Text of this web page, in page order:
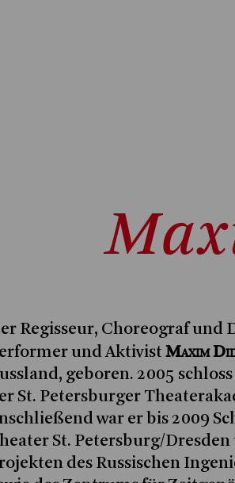
Regisseur, Choreograf und
und AktivistMaxim
geboren. 2005
St. Petersburger
war er bis 2009
St. Petersburg/
des Russischen